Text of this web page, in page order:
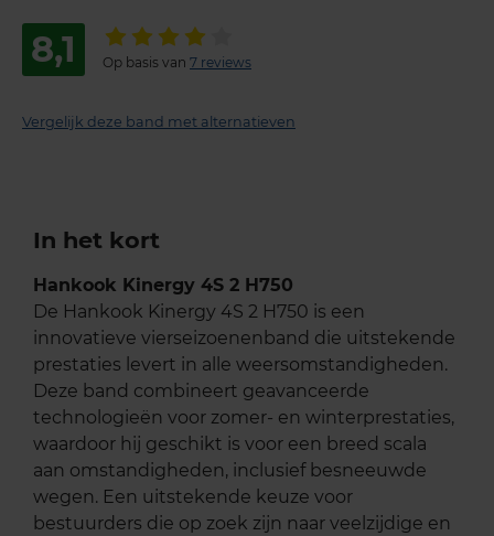
8,1 Op basis van 7 reviews
Vergelijk deze band met alternatieven
In het kort
Hankook Kinergy 4S 2 H750
De Hankook Kinergy 4S 2 H750 is een
innovatieve vierseizoenenband die uitstekende
prestaties levert in alle weersomstandigheden.
Deze band combineert geavanceerde
technologieën voor zomer- en winterprestaties,
waardoor hij geschikt is voor een breed scala
aan omstandigheden, inclusief besneeuwde
wegen. Een uitstekende keuze voor
bestuurders die op zoek zijn naar veelzijdige en